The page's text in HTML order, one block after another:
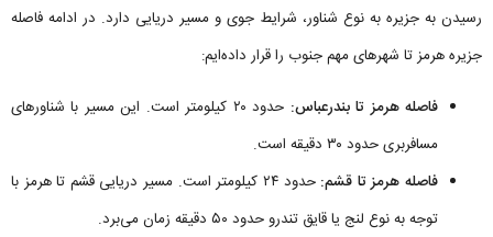
رسیدن به جزیره به نوع شناور، شرایط جوی و مسیر دریایی دارد. در ادامه فاصله
جزیره هرمز تا شهرهای مهم جنوب را قرار داده‌ایم:
فاصله هرمز تا بندرعباس:
حدود ۲۰ کیلومتر است. این مسیر با شناورهای
مسافربری حدود ۳۰ دقیقه است.
فاصله هرمز تا قشم:
حدود ۲۴ کیلومتر است. مسیر دریایی قشم تا هرمز با
توجه به نوع لنج یا قایق تندرو حدود ۵۰ دقیقه زمان می‌برد.